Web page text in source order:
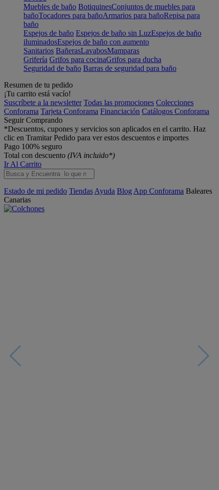
Muebles de baño BotiquinesConjuntos de muebles para
bañoTocadores para bañoArmarios para bañoRepisa para
baño
Espejos de baño Espejos de baño sin LuzEspejos de baño
iluminadosEspejos de baño con aumento
Sanitarios BañerasLavabosMamparas
Grifería Grifos para cocinaGrifos para ducha
Seguridad de baño Barras de seguridad para baño
Resumen de tu pedido
¡Tu carrito está vacío!
Suscríbete a la newsletter Todas las promociones Colecciones
Conforama Tarjeta Conforama Financiación Catálogos Conforama
Seguir Comprando
*Descuentos, cupones y servicios son aplicados en el carrito. Haz
clic en Tramitar Pedido para ver estos descuentos e importes
Pago 100% seguro
Total con descuento (IVA incluido*)
Ir Al Carrito
Estado de mi pedido Tiendas Ayuda Blog App Conforama Baleares
Canarias